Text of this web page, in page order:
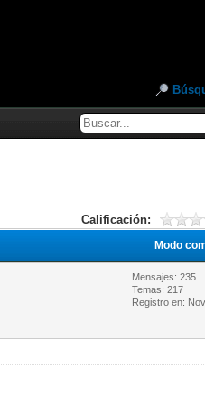
Calificación:
Modo
Mensajes: 235
Temas: 217
Registro en: